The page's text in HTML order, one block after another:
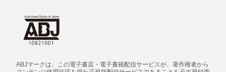
ABJマークは、この電子書店・電子書籍配信サービスが、著作権者から